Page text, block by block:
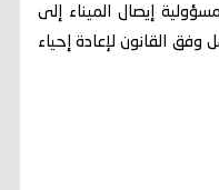
إيصال الميناء إلى
القانون لإعادة إحياء